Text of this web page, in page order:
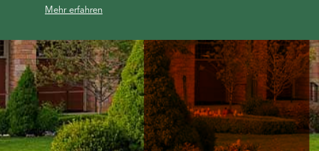
Mehr erfahren